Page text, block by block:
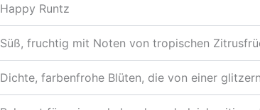
Happy Runtz
Süß, fruchtig mit Noten von tropischen
Dichte, farbenfrohe Blüten, die von einer